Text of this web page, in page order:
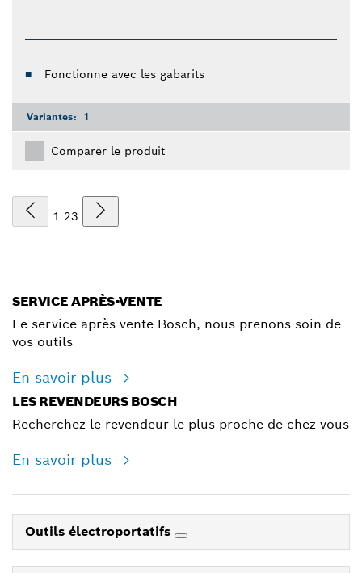
Fonctionne avec les gabarits
Variantes: 1
Comparer le produit
1 23
SERVICE APRÈS-VENTE
Le service après-vente Bosch, nous prenons soin de
vos outils
En savoir plus
LES REVENDEURS BOSCH
Recherchez le revendeur le plus proche de chez vous
En savoir plus
Outils électroportatifs